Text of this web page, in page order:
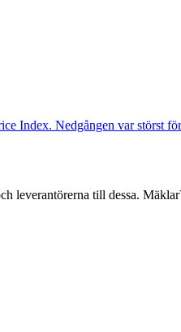
Index. Nedgången var störst
leverantörerna till dessa.